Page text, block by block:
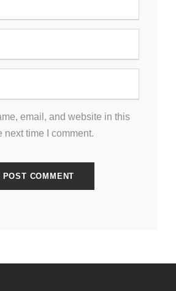
email, and website in this
next time I comment.